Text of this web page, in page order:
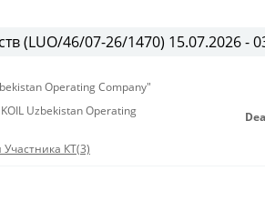
(LUO/46/07-26/1470) 15.07.2026 -
Operating Company"
Uzbekistan Operating
КТ(3)